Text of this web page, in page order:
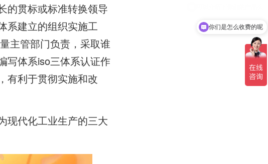
的贯标或标准转换领导
系建立的组织实施工
主管部门负责，采取谁
写体系iso三体系认证作
有利于贯彻实施和改
现代化工业生产的三大
你们是怎么收费的呢